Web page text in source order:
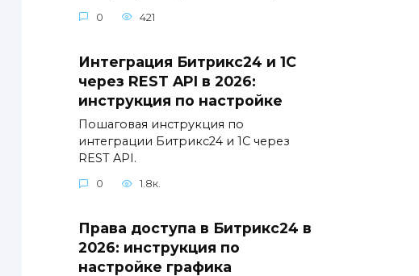
0 421
Интеграция Битрикс24 и 1С
через REST API в 2026:
инструкция по настройке
Пошаговая инструкция по
интеграции Битрикс24 и 1С через
REST API.
0 1.8к.
Права доступа в Битрикс24 в
2026: инструкция по
настройке графика